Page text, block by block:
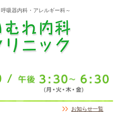
吸器内科・アレルギー科～
お知らせ一覧